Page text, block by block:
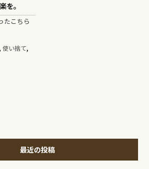
を。
こちら
, 使い捨て,
最近の投稿